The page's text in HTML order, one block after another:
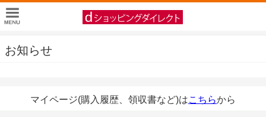
お知らせ
マイページ(購入履歴、領収書など)はこちらから